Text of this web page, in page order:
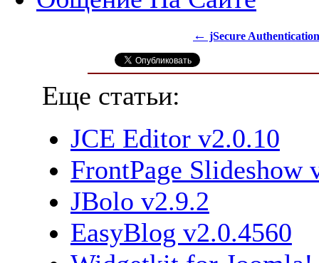
← jSecure
Еще статьи:
JCE Editor v2.0.10
FrontPage Slideshow
JBolo v2.9.2
EasyBlog v2.0.4560